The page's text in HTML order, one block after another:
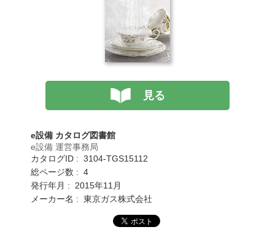
見る
e設備 カタログ図書館
e設備 運営事務局
カタログID : 3104-TGS15112
総ページ数 : 4
発行年月 : 2015年11月
メーカー名 : 東京ガス株式会社